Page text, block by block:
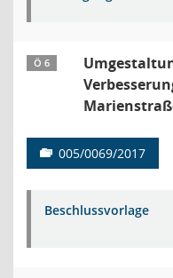
Ö 6
005/0069/2017
Beschlussvorlage